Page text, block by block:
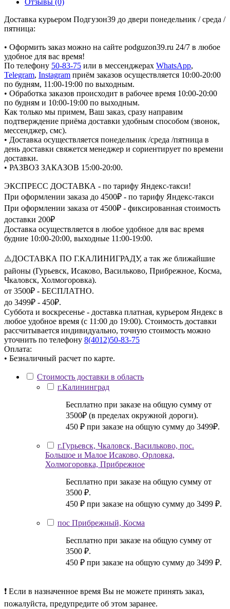
Отзывы (0)
Доставка курьером Подгузон39 до двери понедельник / среда /
пятница:
• Оформить заказ можно на сайте podguzon39.ru 24/7 в любое
удобное для вас время!
По телефону 50-83-75 или в мессенджерах WhatsApp,
Telegram, Instagram приём заказов осуществляется 10:00-20:00
по будням, 11:00-19:00 по выходным.
• Обработка заказов происходит в рабочее время 10:00-20:00
по будням и 10:00-19:00 по выходным.
Как только мы примем, Ваш заказ, сразу направим
подтверждение приёма доставки удобным способом (звонок,
мессенджер, смс).
• Доставка осуществляется понедельник /среда /пятница в
день доставки свяжется менеджер и сориентирует по времени
доставки.
• РАЗВОЗ ЗАКАЗОВ 15:00-20:00.
ЭКСПРЕСС ДОСТАВКА - по тарифу Яндекс-такси!
При оформлении заказа до 4500₽ - по тарифу Яндекс-такси
При оформлении заказа от 4500₽ - фиксированная стоимость
доставки 200₽
Доставка осуществляется в любое удобное для вас время
будние 10:00-20:00, выходные 11:00-19:00.
⚠️ДОСТАВКА ПО Г.КАЛИНИГРАДУ, а так же ближайшие
районы (Гурьевск, Исаково, Васильково, Прибрежное, Косма,
Чкаловск, Холмогоровка).
от 3500₽ - БЕСПЛАТНО.
до 3499₽ - 450₽.
Суббота и воскресенье - доставка платная, курьером Яндекс в
любое удобное время (с 11:00 до 19:00). Стоимость доставки
рассчитывается индивидуально, точную стоимость можно
уточнить по телефону 8(4012)50-83-75
Оплата:
• Безналичный расчет по карте.
Стоимость доставки в область
г.Калининград
Бесплатно при заказе на общую сумму от
3500₽ (в пределах окружной дороги).
450 ₽ при заказе на общую сумму до 3499₽.
г.Гурьевск, Чкаловск, Васильково, пос.
Большое и Малое Исаково, Орловка,
Холмогоровка, Прибрежное
Бесплатно при заказе на общую сумму от
3500 ₽.
450 ₽ при заказе на общую сумму до 3499 ₽.
пос Прибрежный, Косма
Бесплатно при заказе на общую сумму от
3500 ₽.
450 ₽ при заказе на общую сумму до 3499 ₽.
❗ Если в назначенное время Вы не можете принять заказ,
пожалуйста, предупредите об этом заранее.